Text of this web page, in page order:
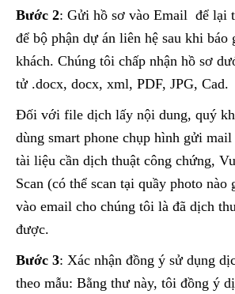
Bước 2: Gửi hồ sơ vào Email để lại
để bộ phận dự án liên hệ sau khi báo
khách. Chúng tôi chấp nhận hồ sơ
tử .docx, docx, xml, PDF, JPG, Cad.
Đối với file dịch lấy nội dung, quý
dùng smart phone chụp hình gửi
tài liệu cần dịch thuật công chứng,
Scan (có thể scan tại quầy photo nào
vào email cho chúng tôi là đã dịch
được.
Bước 3: Xác nhận đồng ý sử dụng
theo mẫu: Bằng thư này, tôi đồng ý